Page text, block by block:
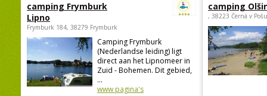
camping Frymburk
Lipno
Frymburk 184, 38279 Frymburk
Camping Frymburk
(Nederlandse leiding) ligt
direct aan het Lipnomeer in
Zuid - Bohemen. Dit gebied,
...
www pagina's
camping
, 38223 Černá v